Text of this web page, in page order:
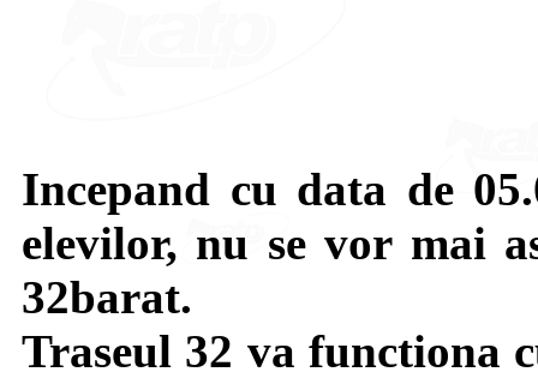
Incepand cu data de
elevilor, nu se vor mai
32barat.
Traseul 32 va functiona